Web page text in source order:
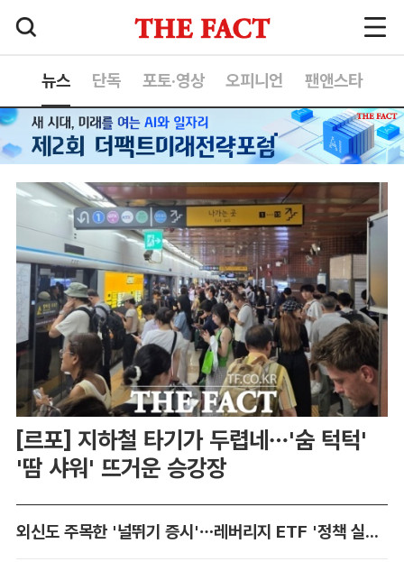
뉴스 단독 포토·영상 오피니언 팬앤스타
[르포] 지하철 타기가 두렵네…'숨 턱턱'
'땀 샤워' 뜨거운 승강장
외신도 주목한 '널뛰기 증시'…레버리지 ETF '정책 실패' 책임론 공방